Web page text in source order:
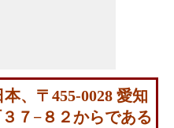
、〒455-0028 愛知
７−８２からである